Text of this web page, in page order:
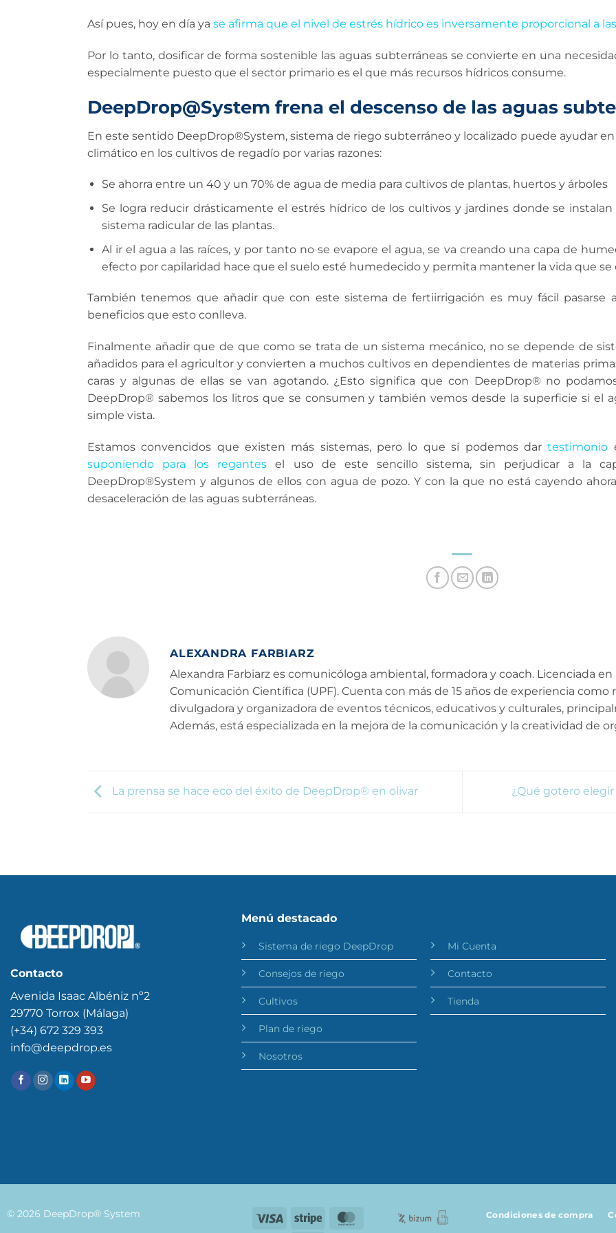
Así pues, hoy en día ya se afirma que el nivel de estrés hídrico es inversamente proporcional a
Por lo tanto, dosificar de forma sostenible las aguas subterráneas se convierte en una
especialmente puesto que el sector primario es el que más recursos hídricos consume.
DeepDrop@System frena el descenso de las aguas
En este sentido DeepDrop®System, sistema de riego subterráneo y localizado puede ayudar
climático en los cultivos de regadío por varias razones:
Se ahorra entre un 40 y un 70% de agua de media para cultivos de plantas, huertos y árboles
Se logra reducir drásticamente el estrés hídrico de los cultivos y jardines donde se
sistema radicular de las plantas.
Al ir el agua a las raíces, y por tanto no se evapore el agua, se va creando una capa de
efecto por capilaridad hace que el suelo esté humedecido y permita mantener la vida que se
También tenemos que añadir que con este sistema de fertiirrigación es muy fácil pasarse
beneficios que esto conlleva.
Finalmente añadir que de que como se trata de un sistema mecánico, no se depende de
añadidos para el agricultor y convierten a muchos cultivos en dependientes de materias
caras y algunas de ellas se van agotando. ¿Esto significa que con DeepDrop® no
DeepDrop® sabemos los litros que se consumen y también vemos desde la superficie si el
simple vista.
Estamos convencidos que existen más sistemas, pero lo que sí podemos dartestimonio
suponiendo para los regantes el uso de este sencillo sistema, sin perjudicar a la
DeepDrop®System y algunos de ellos con agua de pozo. Y con la que no está cayendo
desaceleración de las aguas subterráneas.
ALEXANDRA FARBIARZ
Alexandra Farbiarz es comunicóloga ambiental, formadora y coach. Licenciada
Comunicación Científica (UPF). Cuenta con más de 15 años de experiencia
divulgadora y organizadora de eventos técnicos, educativos y culturales,
Además, está especializada en la mejora de la comunicación y la creatividad de
La prensa se hace eco del éxito de DeepDrop® en olivar ¿Qué gotero
Contacto
Avenida Isaac Albéniz nº2
29770 Torrox (Málaga)
(+34) 672 329 393
info@deepdrop.es
Menú destacado
Sistema de riego DeepDrop
Consejos de riego
Cultivos
Plan de riego
Nosotros
Mi Cuenta
Contacto
Tienda
© 2026 DeepDrop® System Visa Stripe MasterCard Condiciones de compra